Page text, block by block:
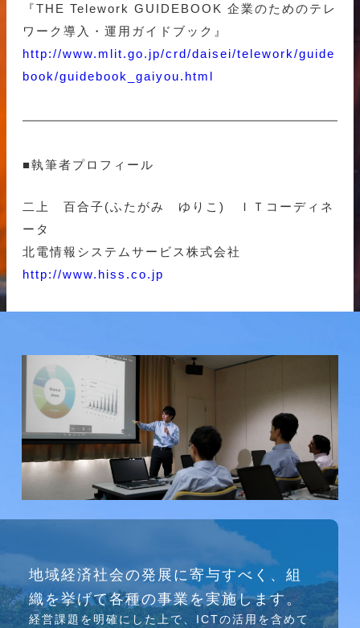
『THE Telework GUIDEBOOK 企業のためのテレ
ワーク導入・運用ガイドブック』
http://www.mlit.go.jp/crd/daisei/telework/guide
book/guidebook_gaiyou.html
■執筆者プロフィール
二上 百合子(ふたがみ ゆりこ) ＩＴコーディネ
ータ
北電情報システムサービス株式会社
http://www.hiss.co.jp
介護ソリューション研究会、WEB/SNS研究会を
行っています
地域経済社会の発展に寄与すべく、組
織を挙げて各種の事業を実施します。
経営課題を明確にした上で、ICTの活⽤を含めて